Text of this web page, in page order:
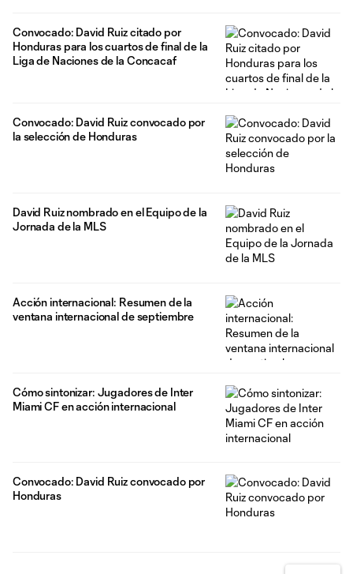
Convocado: David Ruiz citado por
Honduras para los cuartos de final de la
Liga de Naciones de la Concacaf
Convocado: David Ruiz convocado por
la selección de Honduras
David Ruiz nombrado en el Equipo de la
Jornada de la MLS
Acción internacional: Resumen de la
ventana internacional de septiembre
Cómo sintonizar: Jugadores de Inter
Miami CF en acción internacional
Convocado: David Ruiz convocado por
Honduras